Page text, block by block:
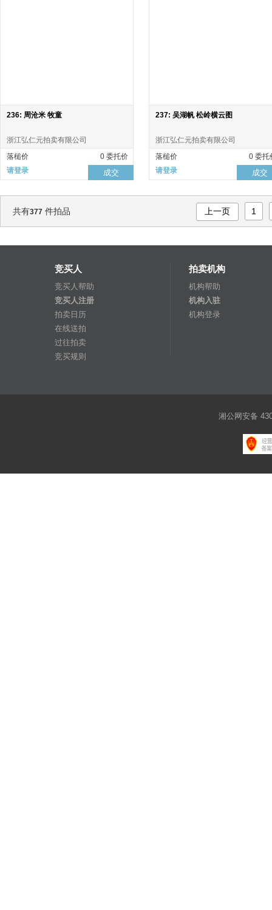
236: 周沧米 牧童
浙江弘仁元拍卖有限公司
落槌价
0 委托价
请登录
成交
237: 吴湖帆 松岭横云图
浙江弘仁元拍卖有限公司
落槌价
0 委托
请登录
成交
共有377 件拍品 上一页 1
竞买人
竞买人帮助
竞买人注册
拍卖日历
在线送拍
过往拍卖
竞买规则
拍卖机构
机构帮助
机构入驻
机构登录
湘公网安备